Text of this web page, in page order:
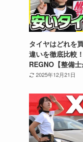
タイヤはどれを
違いを徹底比較
REGNO【整備士
2025年12月21日